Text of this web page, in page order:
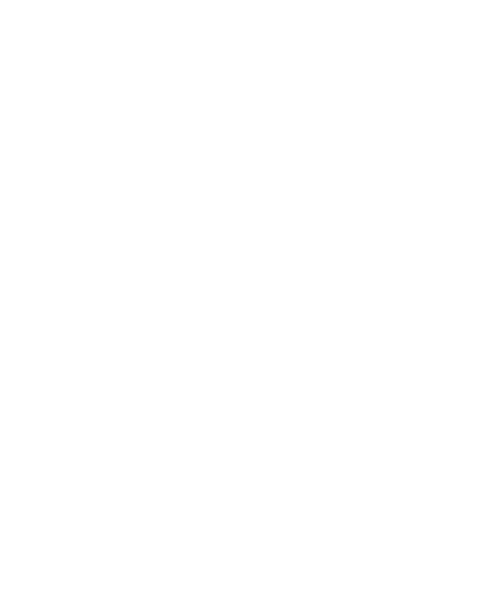
PAGE